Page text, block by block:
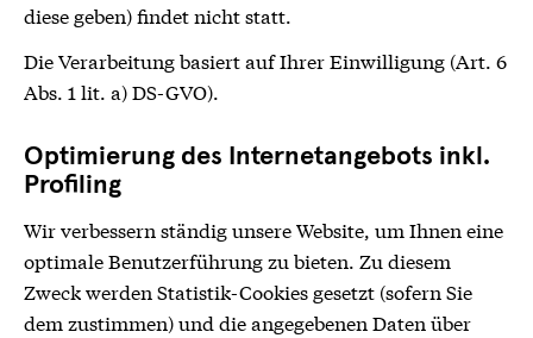
diese geben) findet nicht statt.
Die Verarbeitung basiert auf Ihrer Einwilligung (Art. 6
Abs. 1 lit. a) DS-GVO).
Optimierung des Internetangebots inkl.
Profiling
Wir verbessern ständig unsere Website, um Ihnen eine
optimale Benutzerführung zu bieten. Zu diesem
Zweck werden Statistik-Cookies gesetzt (sofern Sie
dem zustimmen) und die angegebenen Daten über